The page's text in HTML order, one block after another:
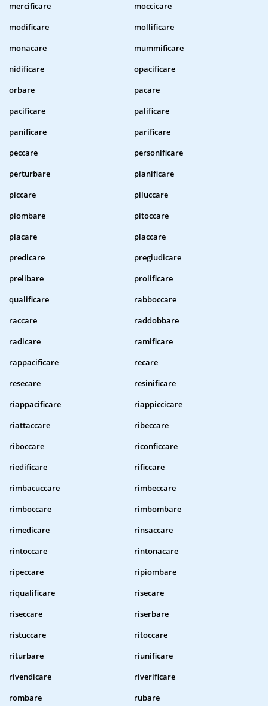
mercificare
moccicare
modificare
mollificare
monacare
mummificare
nidificare
opacificare
orbare
pacare
pacificare
palificare
panificare
parificare
peccare
personificare
perturbare
pianificare
piccare
piluccare
piombare
pitoccare
placare
placcare
predicare
pregiudicare
prelibare
prolificare
qualificare
rabboccare
raccare
raddobbare
radicare
ramificare
rappacificare
recare
resecare
resinificare
riappacificare
riappiccicare
riattaccare
ribeccare
riboccare
riconficcare
riedificare
rificcare
rimbacuccare
rimbeccare
rimboccare
rimbombare
rimedicare
rinsaccare
rintoccare
rintonacare
ripeccare
ripiombare
riqualificare
risecare
riseccare
riserbare
ristuccare
ritoccare
riturbare
riunificare
rivendicare
riverificare
rombare
rubare